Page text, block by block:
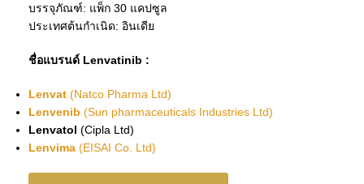
บรรจุภัณฑ์: แพ็ก 30 แคปซูล
ประเทศต้นกำเนิด: อินเดีย
ชื่อแบรนด์ Lenvatinib :
Lenvat (Natco Pharma Ltd)
Lenvenib (Sun pharmaceuticals Industries Ltd)
Lenvatol (Cipla Ltd)
Lenvima (EISAI Co. Ltd)